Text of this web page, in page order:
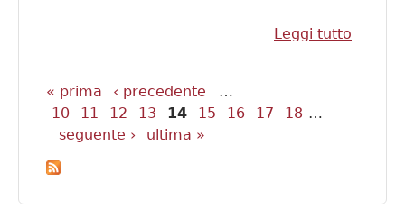
Leggi tutto
Pagine
« prima ‹ precedente
…
10
11 12 13 14 15 16 17 18 …
seguente ›
ultima »